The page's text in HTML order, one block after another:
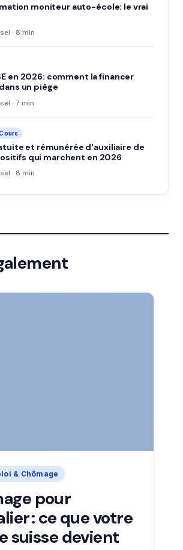
moniteur auto-école: le vrai
· 8 min
en 2026: comment la financer
un piège
· 7 min
et rémunérée d'auxiliaire de
qui marchent en 2026
· 8 min
& Chômage
pour
: ce que votre
suisse devient